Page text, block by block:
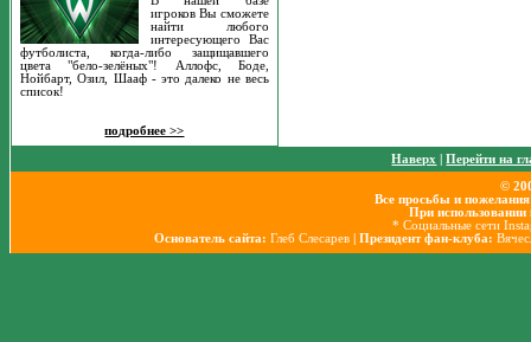
игроков Вы сможете
найти любого
интересующего Вас
футболиста, когда-либо защищавшего
цвета "бело-зелёных"! Аллофс, Боде,
Нойбарт, Озил, Шааф - это далеко не весь
список!
подробнее >>
Наверх |Перейти на
©
Все просьбы и
При использовании
* Социальные сети
Основатель сайта: Глеб Слесарев | Президент фан-клуба: